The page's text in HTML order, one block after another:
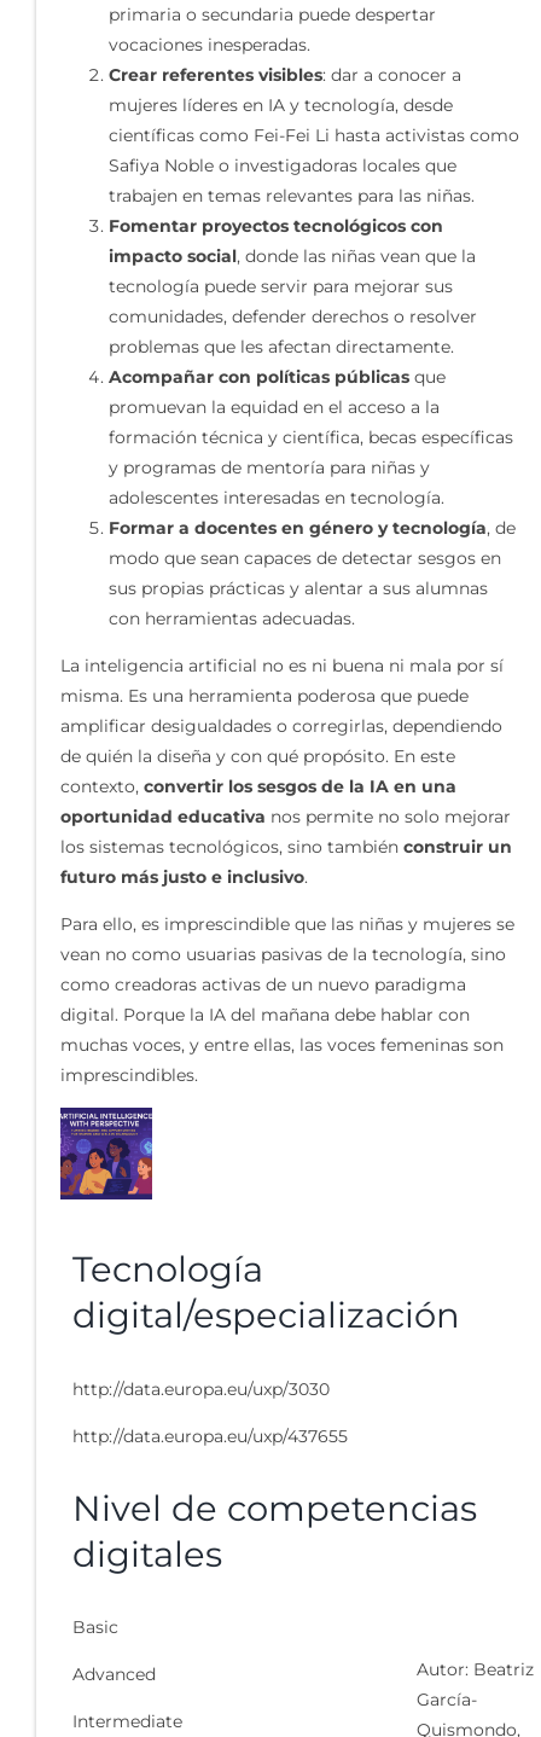
primaria o secundaria puede despertar
vocaciones inesperadas.
Crear referentes visibles: dar a conocer a
mujeres líderes en IA y tecnología, desde
científicas como Fei-Fei Li hasta activistas como
Safiya Noble o investigadoras locales que
trabajen en temas relevantes para las niñas.
Fomentar proyectos tecnológicos con
impacto social, donde las niñas vean que la
tecnología puede servir para mejorar sus
comunidades, defender derechos o resolver
problemas que les afectan directamente.
Acompañar con políticas públicas que
promuevan la equidad en el acceso a la
formación técnica y científica, becas específicas
y programas de mentoría para niñas y
adolescentes interesadas en tecnología.
Formar a docentes en género y tecnología, de
modo que sean capaces de detectar sesgos en
sus propias prácticas y alentar a sus alumnas
con herramientas adecuadas.
La inteligencia artificial no es ni buena ni mala por sí
misma. Es una herramienta poderosa que puede
amplificar desigualdades o corregirlas, dependiendo
de quién la diseña y con qué propósito. En este
contexto, convertir los sesgos de la IA en una
oportunidad educativa nos permite no solo mejorar
los sistemas tecnológicos, sino también construir un
futuro más justo e inclusivo.
Para ello, es imprescindible que las niñas y mujeres se
vean no como usuarias pasivas de la tecnología, sino
como creadoras activas de un nuevo paradigma
digital. Porque la IA del mañana debe hablar con
muchas voces, y entre ellas, las voces femeninas son
imprescindibles.
Tecnología
digital/especialización
http://data.europa.eu/uxp/3030
http://data.europa.eu/uxp/437655
Nivel de competencias
digitales
Basic
Advanced
Intermediate
Autor: Beatriz
García-
Quismondo,